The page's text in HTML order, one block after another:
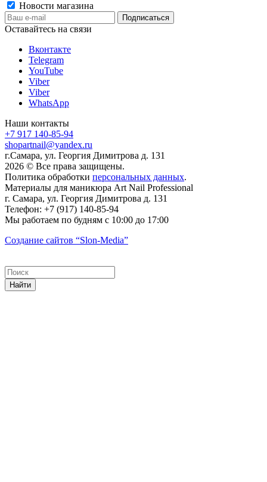
Новости магазина
Оставайтесь на связи
Вконтакте
Telegram
YouTube
Viber
Viber
WhatsApp
Наши контакты
+7 917 140-85-94
shopartnail@yandex.ru
г.Самара, ул. Георгия Димитрова д. 131
2026 © Все права защищены.
Политика обработки персональных данных.
Материалы для маникюра Art Nail Professional
г. Самара, ул. Георгия Димитрова д. 131
Телефон: +7 (917) 140-85-94
Мы работаем по будням с 10:00 до 17:00
Создание сайтов “Slon-Media”
Найти